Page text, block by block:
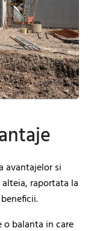
avantajelor si
raportata la
o balanta in care